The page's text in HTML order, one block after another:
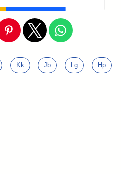
Kk Jb Lg Hp